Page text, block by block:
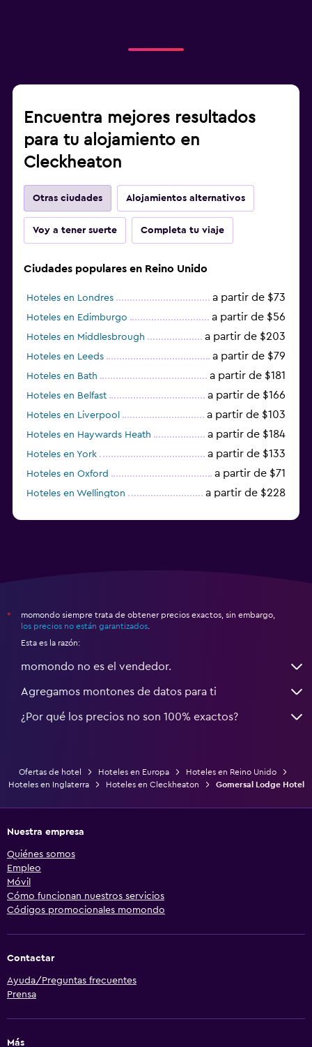
Encuentra mejores resultados
para tu alojamiento en
Cleckheaton
Otras ciudades Alojamientos alternativos
Voy a tener suerte Completa tu viaje
Ciudades populares en Reino Unido
Hoteles en Londres a partir de $73
Hoteles en Edimburgo a partir de $56
Hoteles en Middlesbrough a partir de $203
Hoteles en Leeds a partir de $79
Hoteles en Bath a partir de $181
Hoteles en Belfast a partir de $166
Hoteles en Liverpool a partir de $103
Hoteles en Haywards Heath a partir de $184
Hoteles en York a partir de $133
Hoteles en Oxford a partir de $71
Hoteles en Wellington a partir de $228
*
momondo siempre trata de obtener precios exactos, sin embargo,
los precios no están garantizados
Esta es la razón:
momondo no es el vendedor.
Agregamos montones de datos para ti
¿Por qué los precios no son 100% exactos?
Ofertas de hotel Hoteles en Europa
Hoteles en Reino Unido
Hoteles en Inglaterra
Hoteles en Cleckheaton Gomersal Lodge Hotel
Nuestra empresa
Quiénes somos
Empleo
Móvil
Cómo funcionan nuestros servicios
Códigos promocionales momondo
Contactar
Ayuda/Preguntas frecuentes
Prensa
Más